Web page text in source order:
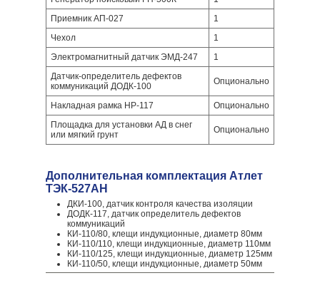
Приемник АП-027
1
Чехол
1
Электромагнитный датчик ЭМД-247
1
Датчик-определитель дефектов
коммуникаций ДОДК-100
Опционально
Накладная рамка НР-117
Опционально
Площадка для установки АД в снег
или мягкий грунт
Опционально
Дополнительная комплектация Атлет
ТЭК-527АН
ДКИ-100, датчик контроля качества изоляции
ДОДК-117, датчик определитель дефектов
коммуникаций
КИ-110/80, клещи индукционные, диаметр 80мм
КИ-110/110, клещи индукционные, диаметр 110мм
КИ-110/125, клещи индукционные, диаметр 125мм
КИ-110/50, клещи индукционные, диаметр 50мм